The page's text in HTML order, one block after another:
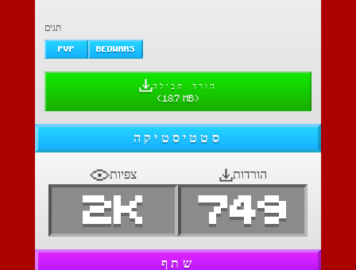
תגים
PVP BEDWARS
הורד חבילה
(18.7 MB)
סטטיסטיקה
צפיות
2K
הורדות
749
שתף